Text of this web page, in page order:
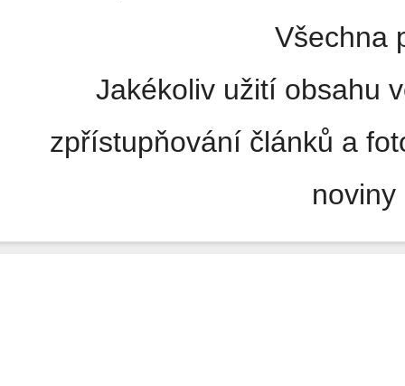
Všechna
Jakékoliv užití obsahu
zpřístupňování článků a